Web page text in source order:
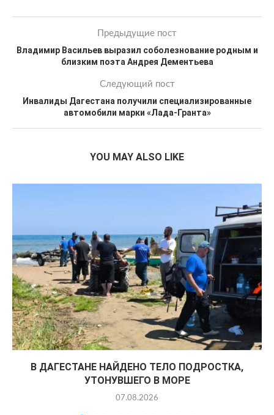
Предыдущие пост
Владимир Васильев выразил соболезнование родным и
близким поэта Андрея Дементьева
Следующий пост
Инвалиды Дагестана получили специализированные
автомобили марки «Лада-Гранта»
YOU MAY ALSO LIKE
В ДАГЕСТАНЕ НАЙДЕНО ТЕЛО ПОДРОСТКА,
УТОНУВШЕГО В МОРЕ
07.08.2026